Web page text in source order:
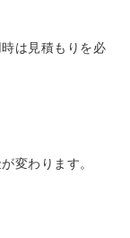
は見積もりを必
変わります。